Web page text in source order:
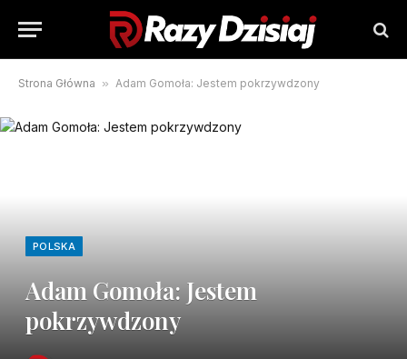
Strona Główna » Adam Gomoła: Jestem pokrzywdzony
POLSKA
Adam Gomoła: Jestem
pokrzywdzony